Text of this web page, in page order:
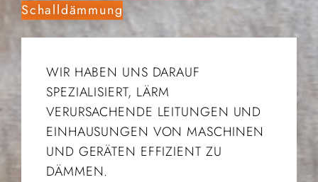
Schalldämmung
WIR HABEN UNS DARAUF
SPEZIALISIERT, LÄRM
VERURSACHENDE LEITUNGEN UND
EINHAUSUNGEN VON MASCHINEN
UND GERÄTEN EFFIZIENT ZU
DÄMMEN.